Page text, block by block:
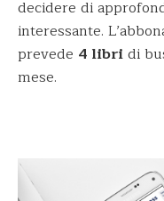
decidere di
interessante.
prevede 4 libridi
mese.